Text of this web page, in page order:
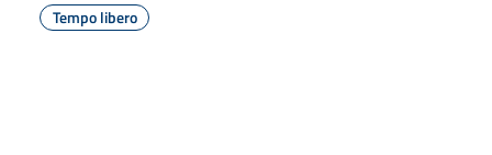
Tempo libero